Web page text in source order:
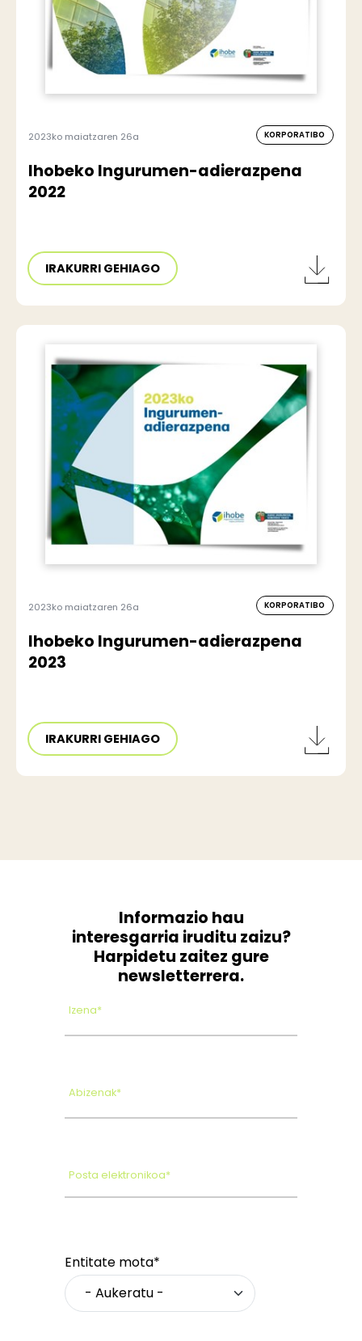
2023ko maiatzaren 26a KORPORATIBO
Ihobeko Ingurumen-adierazpena
2022
IRAKURRI GEHIAGO
2023ko maiatzaren 26a KORPORATIBO
Ihobeko Ingurumen-adierazpena
2023
IRAKURRI GEHIAGO
Informazio hau
interesgarria iruditu zaizu?
Harpidetu zaitez gure
newsletterrera.
Izena*
Abizenak*
Posta elektronikoa*
Entitate mota*